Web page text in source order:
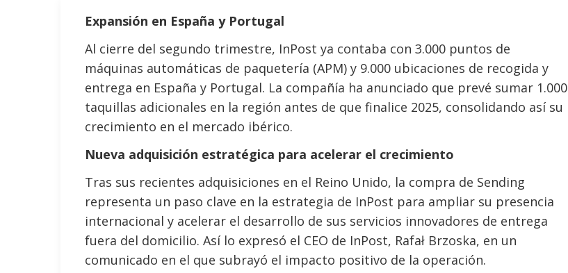
Expansión en España y Portugal
Al cierre del segundo trimestre, InPost ya contaba con 3.000 puntos de
máquinas automáticas de paquetería (APM) y 9.000 ubicaciones de recogida y
entrega en España y Portugal. La compañía ha anunciado que prevé sumar 1.000
taquillas adicionales en la región antes de que finalice 2025, consolidando así su
crecimiento en el mercado ibérico.
Nueva adquisición estratégica para acelerar el crecimiento
Tras sus recientes adquisiciones en el Reino Unido, la compra de Sending
representa un paso clave en la estrategia de InPost para ampliar su presencia
internacional y acelerar el desarrollo de sus servicios innovadores de entrega
fuera del domicilio. Así lo expresó el CEO de InPost, Rafał Brzoska, en un
comunicado en el que subrayó el impacto positivo de la operación.